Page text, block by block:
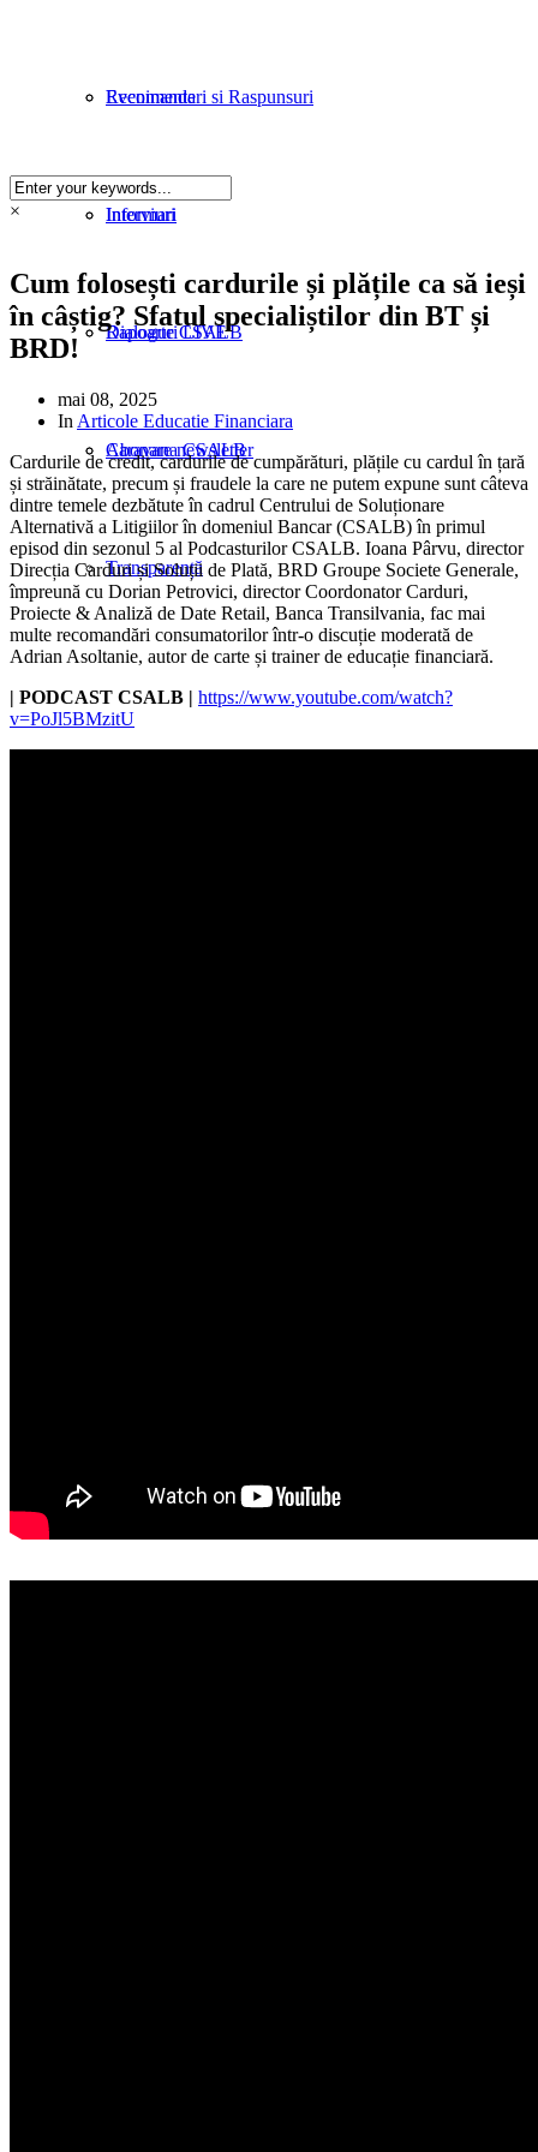
Evenimente
Informari
Rapoarte CSALB
Caravana CSALB
Transparență
Recomandari si Raspunsuri
Interviuri
Dialoguri LIVE
Abonare newsletter
×
Cum folosești cardurile și plățile ca să ieși
în câștig? Sfatul specialiștilor din BT și
BRD!
mai 08, 2025
In Articole Educatie Financiara
Cardurile de credit, cardurile de cumpărături, plățile cu cardul în țară
și străinătate, precum și fraudele la care ne putem expune sunt câteva
dintre temele dezbătute în cadrul Centrului de Soluționare
Alternativă a Litigiilor în domeniul Bancar (CSALB) în primul
episod din sezonul 5 al Podcasturilor CSALB. Ioana Pârvu, director
Direcția Carduri și Soluții de Plată, BRD Groupe Societe Generale,
împreună cu Dorian Petrovici, director Coordonator Carduri,
Proiecte & Analiză de Date Retail, Banca Transilvania, fac mai
multe recomandări consumatorilor într-o discuție moderată de
Adrian Asoltanie, autor de carte și trainer de educație financiară.
| PODCAST CSALB | https://www.youtube.com/watch?
v=PoJl5BMzitU